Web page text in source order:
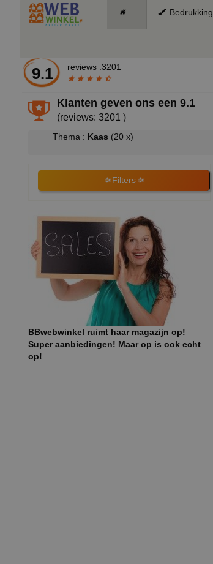
Bedrukking
9.1 reviews :3201
Klanten geven ons een9.1
(reviews: 3201 )
Thema : Kaas (20 x)
Filters
BBwebwinkel ruimt haar magazijn op!
Super aanbiedingen! Maar op is ook echt
op!